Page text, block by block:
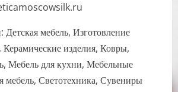
Детская мебель, Изготовление
Керамические изделия, Ковры,
Мебель для кухни, Мебельные
мебель, Светотехника, Сувениры